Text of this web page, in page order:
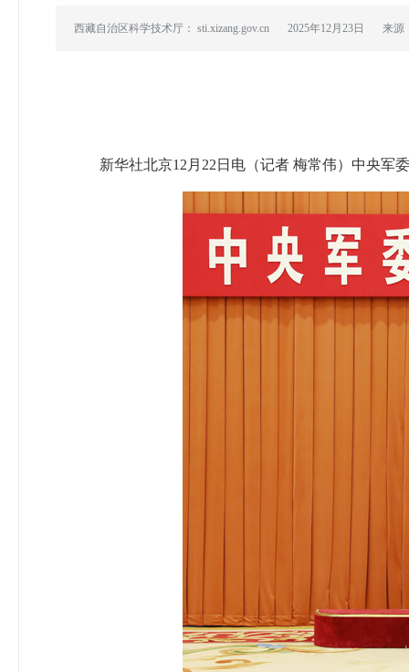
西藏自治区科学技术厅： sti.xizang.gov.cn 2025年12月23日 来源
新华社北京12月22日电（记者 梅常伟）中央军